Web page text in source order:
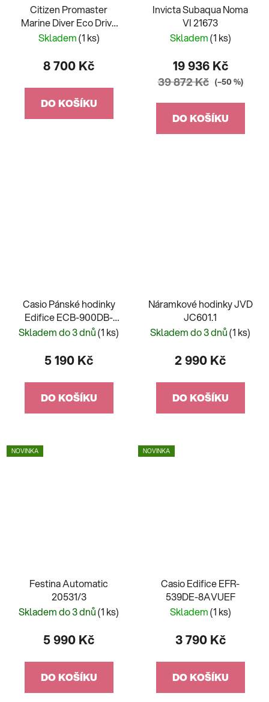
Citizen Promaster
Marine Diver Eco Drive
Limited Edition BN0167-
Skladem(1 ks)
8 700 Kč
DO KOŠÍKU
Invicta Subaqua Noma
VI 21673
Skladem(1 ks)
19 936 Kč
39 872 Kč (–50 %)
DO KOŠÍKU
Casio Pánské hodinky
Edifice ECB-900DB-
1AER
Skladem do 3 dnů(1 ks)
5 190 Kč
DO KOŠÍKU
Náramkové hodinky JVD
JC601.1
Skladem do 3 dnů(1 ks)
2 990 Kč
DO KOŠÍKU
NOVINKA
Festina Automatic
20531/3
Skladem do 3 dnů(1 ks)
5 990 Kč
DO KOŠÍKU
NOVINKA
Casio Edifice EFR-
539DE-8AVUEF
Skladem(1 ks)
3 790 Kč
DO KOŠÍKU